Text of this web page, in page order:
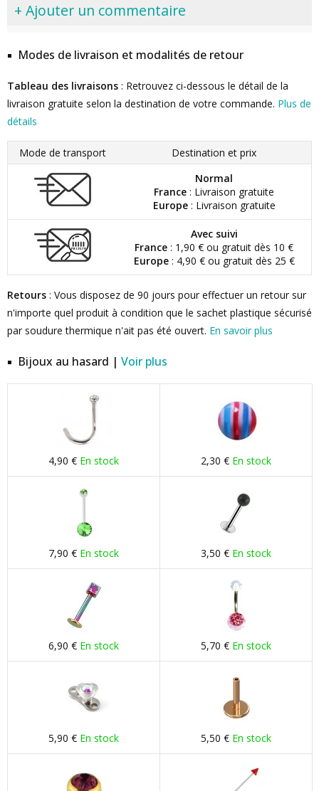
+ Ajouter un commentaire
Modes de livraison et modalités de retour
Tableau des livraisons : Retrouvez ci-dessous le détail de la
livraison gratuite selon la destination de votre commande. Plus de
détails
Mode de transport
Destination et prix
Normal
France : Livraison gratuite
Europe: Livraison gratuite
Avec suivi
France : 1,90 € ou gratuit dès 10 €
Europe: 4,90 € ou gratuit dès 25 €
Retours : Vous disposez de 90 jours pour effectuer un retour sur
n'importe quel produit à condition que le sachet plastique sécurisé
par soudure thermique n'ait pas été ouvert. En savoir plus
Bijoux au hasard | Voir plus
4,90 € En stock 2,30 € En stock
7,90 € En stock 3,50 € En stock
6,90 € En stock 5,70 € En stock
5,90 € En stock 5,50 € En stock